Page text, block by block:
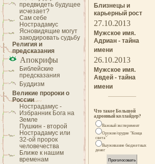
предвидеть будущее
исчезает?
Сам себе
Нострадамус
Ясновидящие могут
закодировать судьбу
Религия и
предсказания
Апокрифы
Библейские
предсказания
Буддизм
Великие пророки о
России
Нострадамус -
Избранник Бога на
Земле
Пушкин - второй
Нострадамус или
32-ой пророк
человечества
Ближе к нашим
временам
Близнецы и
карьерный рост
27.10.2013
Мужское имя.
Адриан - тайна
имени
26.10.2013
Мужское имя.
Авдей - тайна
имени
Что такое Большой
адронный коллайдер?
Важный эксперимент
Оружие/орудие "Конца
света"
Выуживание бюджетных
денег